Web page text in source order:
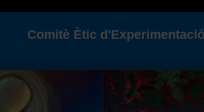
Comitè Ètic